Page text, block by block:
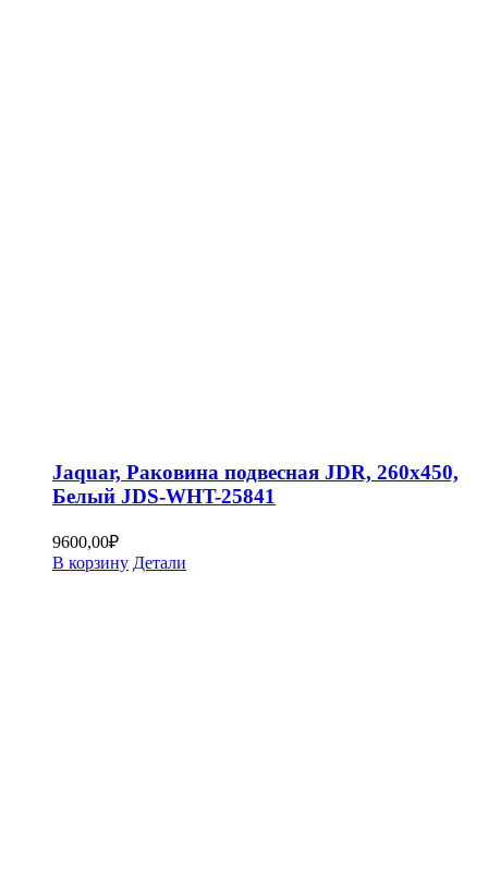
Jaquar, Раковина подвесная JDR, 260х450,
Белый JDS-WHT-25841
9600,00₽
В корзину Детали